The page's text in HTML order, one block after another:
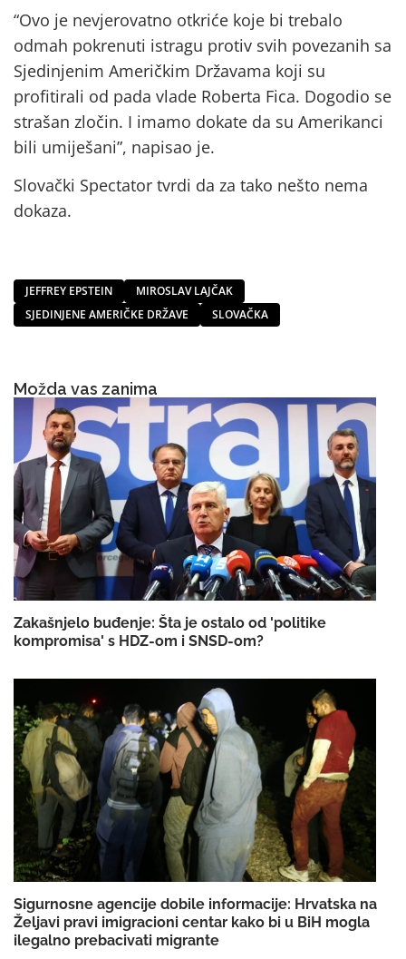
“Ovo je nevjerovatno otkriće koje bi trebalo
odmah pokrenuti istragu protiv svih povezanih sa
Sjedinjenim Američkim Državama koji su
profitirali od pada vlade Roberta Fica. Dogodio se
strašan zločin. I imamo dokate da su Amerikanci
bili umiješani”, napisao je.
Slovački Spectator tvrdi da za tako nešto nema
dokaza.
JEFFREY EPSTEIN
MIROSLAV LAJČAK
SJEDINJENE AMERIČKE DRŽAVE
SLOVAČKA
Možda vas zanima
Zakašnjelo buđenje: Šta je ostalo od 'politike
kompromisa' s HDZ-om i SNSD-om?
Sigurnosne agencije dobile informacije: Hrvatska na
Željavi pravi imigracioni centar kako bi u BiH mogla
ilegalno prebacivati migrante